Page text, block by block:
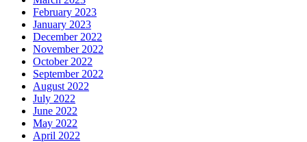
February 2023
January 2023
December 2022
November 2022
October 2022
September 2022
August 2022
July 2022
June 2022
May 2022
April 2022